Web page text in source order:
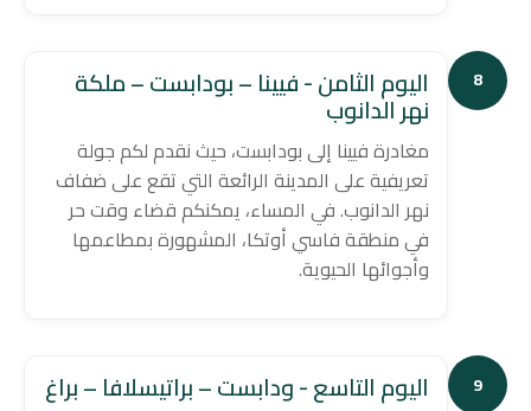
8 اليوم الثامن - فيينا – بودابست – ملكة
نهر الدانوب
مغادرة فيينا إلى بودابست، حيث نقدم لكم جولة
تعريفية على المدينة الرائعة التي تقع على ضفاف
نهر الدانوب. في المساء، يمكنكم قضاء وقت حر
في منطقة فاسي أوتكا، المشهورة بمطاعمها
وأجوائها الحيوية.
9 اليوم التاسع - ودابست – براتيسلافا – براغ